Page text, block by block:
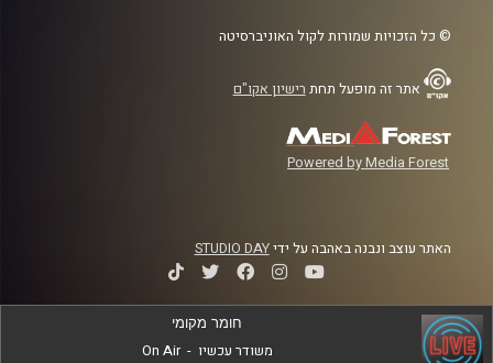
© כל הזכויות שמורות לקול האוניברסיטה
אתר זה מופעל תחת רישיון אקו"ם
Powered by Media Forest
האתר עוצב ונבנה באהבה על ידיSTUDIO DAY
חומר מקומי
משודר עכשיו -
On Air